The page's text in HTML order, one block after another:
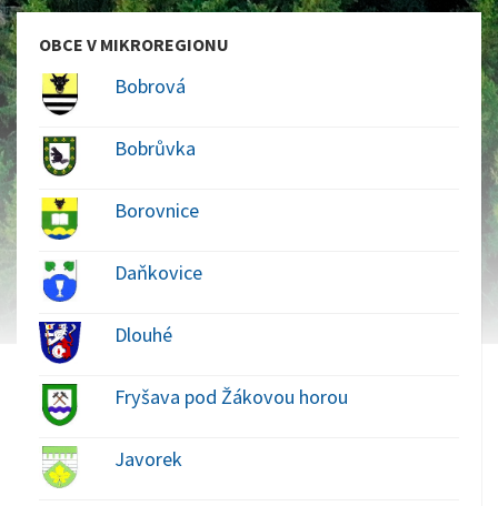
OBCE V MIKROREGIONU
Bobrová
Bobrůvka
Borovnice
Daňkovice
Dlouhé
Fryšava pod Žákovou horou
Javorek